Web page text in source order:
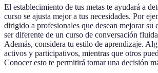
El establecimiento de tus metas te ayudará a
curso se ajusta mejor a tus necesidades. Por
dirigido a profesionales que desean mejorar su
ser diferente de un curso de conversación
Además, considera tu estilo de aprendizaje.
activos y participativos, mientras que otros
Conocer esto te permitirá tomar una decisión